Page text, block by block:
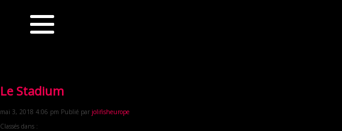
Le Stadium
mai 3, 2018 4:06 pm Publié par jolifisheurope
Classés dans :